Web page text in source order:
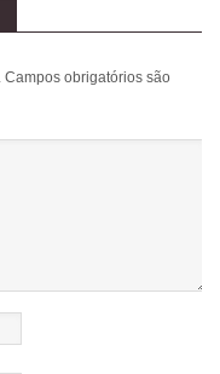
Campos obrigatórios são